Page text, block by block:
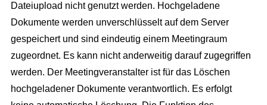
Dateiupload nicht genutzt werden. Hochgeladene
Dokumente werden unverschlüsselt auf dem Server
gespeichert und sind eindeutig einem Meetingraum
zugeordnet. Es kann nicht anderweitig darauf zugegriffen
werden. Der Meetingveranstalter ist für das Löschen
hochgeladener Dokumente verantwortlich. Es erfolgt